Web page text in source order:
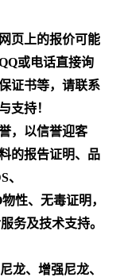
页上的报价可能
或电话直接询
证书等，请联系
支持！
，以信誉迎客
的报告证明、品
、
性、无毒证明，
务及技术支持。
龙、增强尼龙、